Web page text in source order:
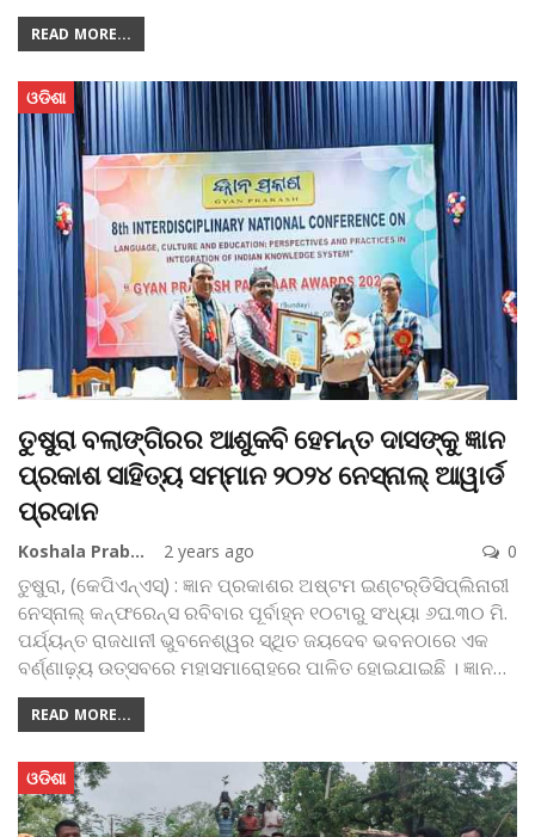
READ MORE...
ଓଡିଶା
ତୁଷୁରା ବଲାଙ୍ଗିରର ଆଶୁକବି ହେମନ୍ତ ଦାସଙ୍କୁ ଜ୍ଞାନ
ପ୍ରକାଶ ସାହିତ୍ୟ ସମ୍ମାନ ୨୦୨୪ ନେସ୍‌ନାଲ୍‌ ଆୱାର୍ଡ
ପ୍ରଦାନ
Koshala Prabaha 2 years ago 0
ତୁଷୁରା, (କେପିଏନ୍‌ଏସ୍‌) : ଜ୍ଞାନ ପ୍ରକାଶର ଅଷ୍ଟମ ଇଣ୍ଟର୍‌ଡିସିପ୍ଲିନାରୀ
ନେସ୍‌ନାଲ୍ କନ୍‌ଫରେନ୍‌ସ ରବିବାର ପୂର୍ବାହ୍ନ ୧୦ଟାରୁ ସଂଧ୍ୟା ୬ଘ.୩୦ ମି.
ପର୍ଯ୍ୟନ୍ତ ରାଜଧାନୀ ଭୁବନେଶ୍ୱର ସ୍ଥିତ ଜୟଦେବ ଭବନଠାରେ ଏକ
ବର୍ଣ୍ଣାଢ଼୍ୟ ଉତ୍ସବରେ ମହାସମାରୋହରେ ପାଳିତ ହୋଇଯାଇଛି । ଜ୍ଞାନ…
READ MORE...
ଓଡିଶା